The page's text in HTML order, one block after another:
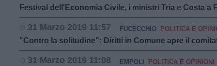
Festival dell'Economia Civile, i ministri Tria e Costa a
31 Marzo 2019 11:57 FUCECCHIO POLITICA E
"Contro la solitudine": Diritti in Comune apre il
31 Marzo 2019 11:08 EMPOLI POLITICA E OPINIONI